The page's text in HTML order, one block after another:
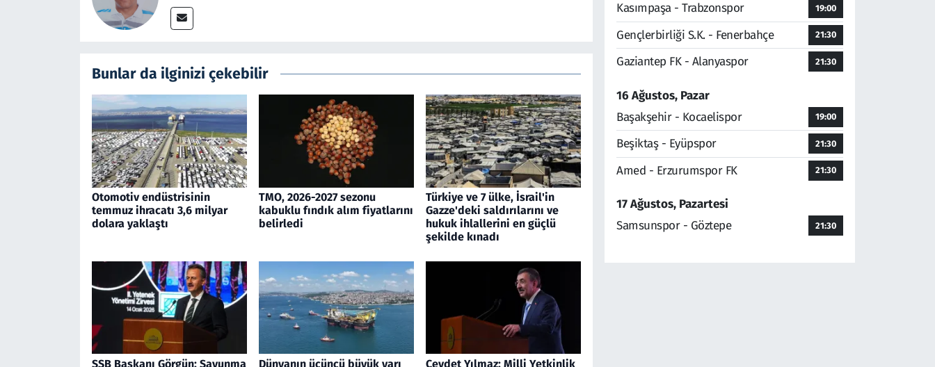
Bunlar da ilginizi çekebilir
Otomotiv endüstrisinin
temmuz ihracatı 3,6 milyar
dolara yaklaştı
TMO, 2026-2027 sezonu
kabuklu fındık alım fiyatlarını
belirledi
Türkiye ve 7 ülke, İsrail'in
Gazze'deki saldırılarını ve
hukuk ihlallerini en güçlü
şekilde kınadı
SSB Başkanı Görgün: Savunma Dünyanın üçüncü büyük yarı Cevdet Yılmaz: Milli Yetkinlik
Kasımpaşa - Trabzonspor 19:00
Gençlerbirliği S.K. - Fenerbahçe 21:30
Gaziantep FK - Alanyaspor 21:30
16 Ağustos, Pazar
Başakşehir - Kocaelispor
19:00
Beşiktaş - Eyüpspor 21:30
Amed - Erzurumspor FK 21:30
17 Ağustos, Pazartesi
Samsunspor - Göztepe
21:30